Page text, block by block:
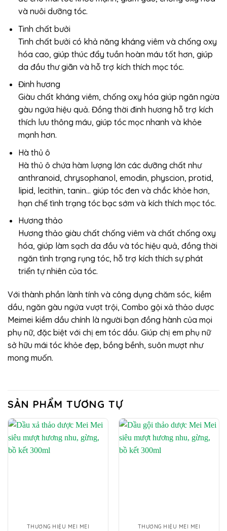
và nuôi dưỡng tóc.
Tinh chất bưởi
Tinh chất bưởi có khả năng kháng viêm và chống oxy
hóa cao, giúp thúc đẩy tuần hoàn máu tốt hơn, giúp
da đầu thư giãn và hỗ trợ kích thích mọc tóc.
Đinh hương
Giàu chất kháng viêm, chống oxy hóa giúp ngăn ngừa
gàu ngứa hiệu quả. Đồng thời đinh hương hỗ trợ kích
thích lưu thông máu, giúp tóc mọc nhanh và khỏe
mạnh hơn.
Hà thủ ô
Hà thủ ô chứa hàm lượng lớn các dưỡng chất như
anthranoid, chrysophanol, emodin, physcion, protid,
lipid, lecithin, tanin… giúp tóc đen và chắc khỏe hơn,
hạn chế tình trạng tóc bạc sớm và kích thích mọc tóc.
Hương thảo
Hương thảo giàu chất chống viêm và chất chống oxy
hóa, giúp làm sạch da đầu và tóc hiệu quả, đồng thời
ngăn tình trạng rụng tóc, hỗ trợ kích thích sự phát
triển tự nhiên của tóc.
Với thành phần lành tính và công dụng chăm sóc, kiềm
dầu, ngăn gàu ngứa vượt trội, Combo gội xả thảo dược
Meimei kiềm dầu chính là người bạn đồng hành của mọi
phụ nữ, đặc biệt với chị em tóc dầu. Giúp chị em phụ nữ
sở hữu mái tóc khỏe đẹp, bồng bềnh, suôn mượt như
mong muốn.
SẢN PHẨM TƯƠNG TỰ
THƯƠNG HIỆU MEI MEI THƯƠNG HIỆU MEI MEI